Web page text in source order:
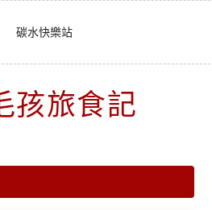
碳水快樂站
孩旅食記